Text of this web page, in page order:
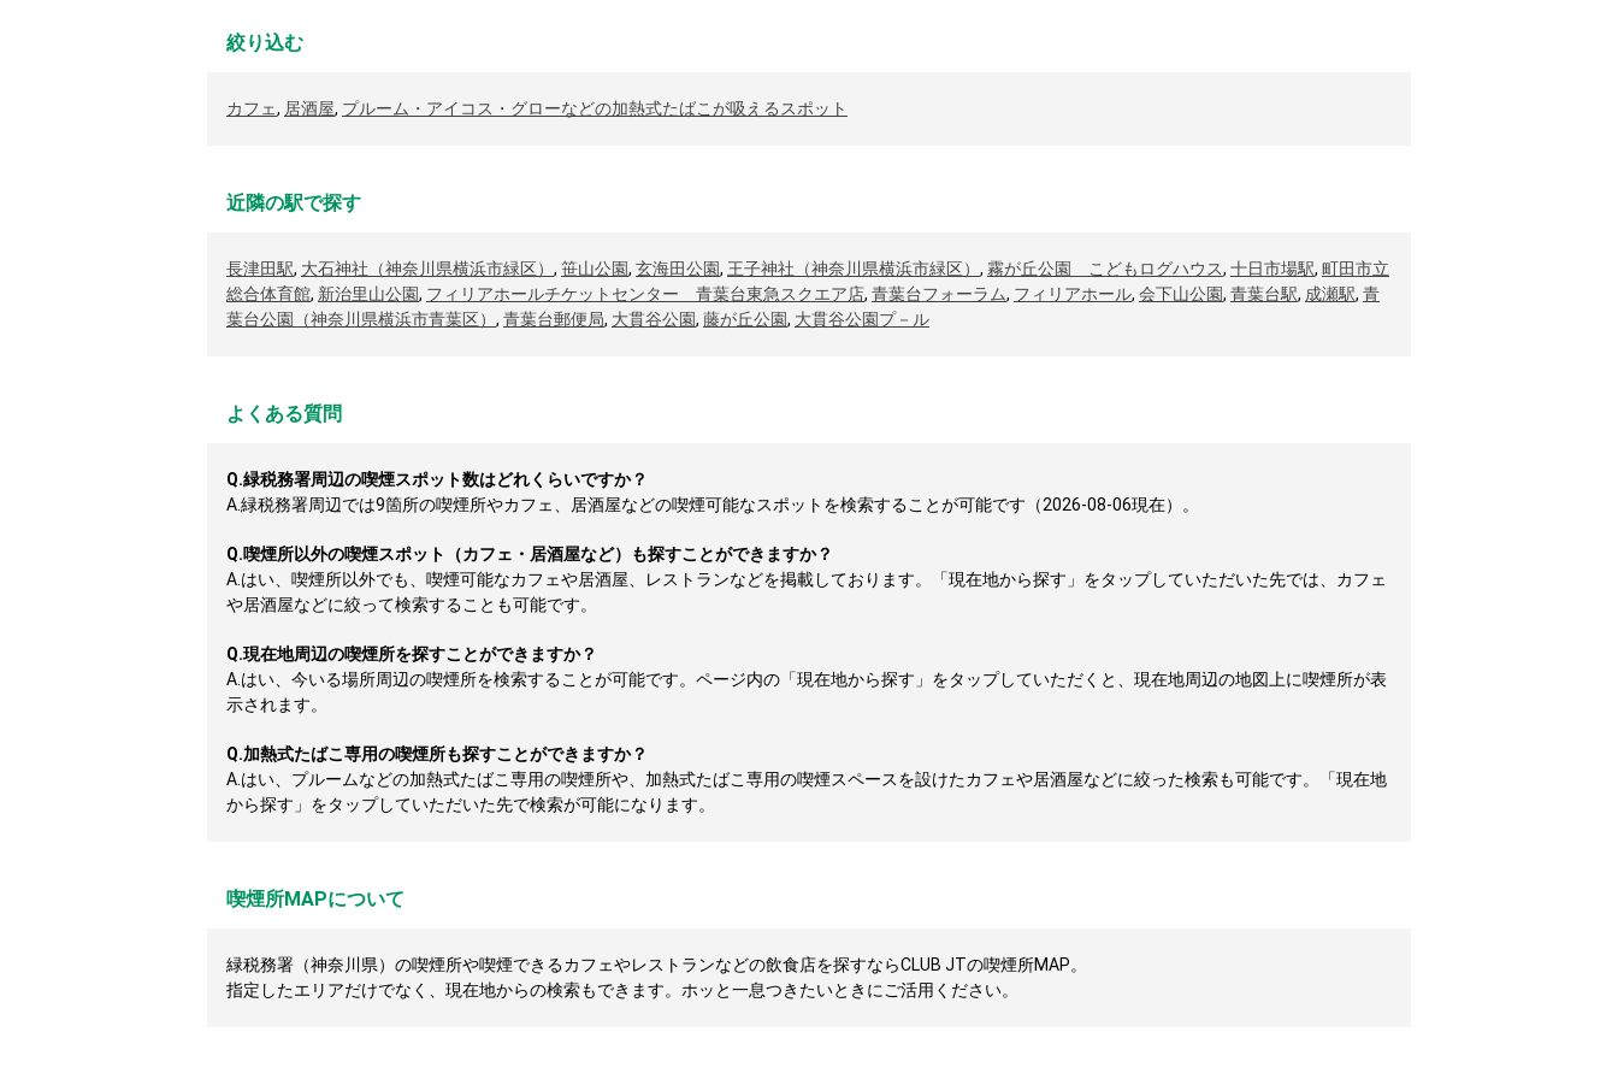
絞り込む
カフェ, 居酒屋, プルーム・アイコス・グローなどの加熱式たばこが吸えるスポット
近隣の駅で探す
長津田駅, 大石神社（神奈川県横浜市緑区） , 笹山公園, 玄海田公園, 王子神社（神奈川県横浜市緑区） , 霧が丘公園 こどもログハウス, 十日市場駅, 町田市立
総合体育館, 新治里山公園, フィリアホールチケットセンター 青葉台東急スクエア店, 青葉台フォーラム, フィリアホール, 会下山公園, 青葉台駅, 成瀬駅, 青
葉台公園（神奈川県横浜市青葉区） , 青葉台郵便局, 大貫谷公園, 藤が丘公園, 大貫谷公園プ－ル
よくある質問
Q.緑税務署周辺の喫煙スポット数はどれくらいですか？
A.緑税務署周辺では9箇所の喫煙所やカフェ、居酒屋などの喫煙可能なスポットを検索することが可能です（2026-08-06現在）。
Q.喫煙所以外の喫煙スポット（カフェ・居酒屋など）も探すことができますか？
A. はい、喫煙所以外でも、喫煙可能なカフェや居酒屋、レストランなどを掲載しております。「現在地から探す」をタップしていただいた先では、カフェ
や居酒屋などに絞って検索することも可能です。
Q.現在地周辺の喫煙所を探すことができますか？
A. はい、今いる場所周辺の喫煙所を検索することが可能です。ページ内の「現在地から探す」をタップしていただくと、現在地周辺の地図上に喫煙所が表
示されます。
Q.加熱式たばこ専用の喫煙所も探すことができますか？
A. はい、プルームなどの加熱式たばこ専用の喫煙所や、加熱式たばこ専用の喫煙スペースを設けたカフェや居酒屋などに絞った検索も可能です。「現在地
から探す」をタップしていただいた先で検索が可能になります。
喫煙所MAPについて
緑税務署（神奈川県）の喫煙所や喫煙できるカフェやレストランなどの飲食店を探すならCLUB JTの喫煙所MAP。
指定したエリアだけでなく、現在地からの検索もできます。ホッと一息つきたいときにご活用ください。